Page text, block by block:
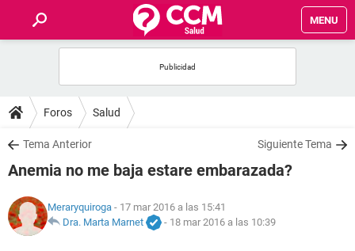
MENU
FOROS
SALUD
NUTRICIÓN
Foros Salud
Tema Anterior Siguiente Tema
Anemia no me baja estare embarazada?
Meraryquiroga - 17 mar 2016 a las 15:41
Dra. Marta Marnet
- 18 mar 2016 a las 10:39